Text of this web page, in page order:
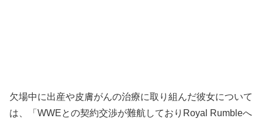
欠場中に出産や皮膚がんの治療に取り組んだ彼女について
は、「WWEとの契約交渉が難航しておりRoyal Rumbleへ